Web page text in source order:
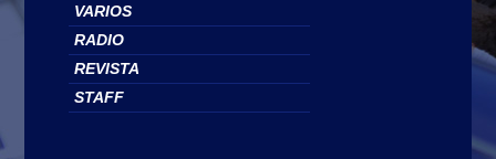
VARIOS
RADIO
REVISTA
STAFF